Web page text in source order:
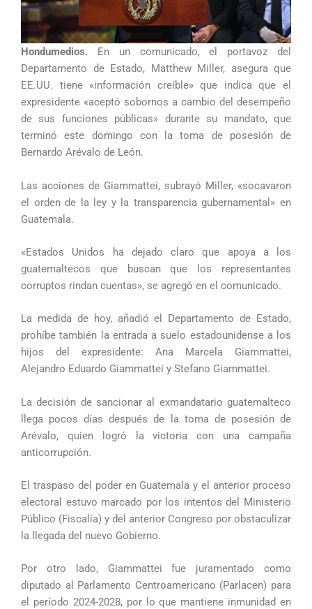
Hondumedios. En un comunicado, el portavoz del
Departamento de Estado, Matthew Miller, asegura que
EE.UU. tiene «información creíble» que indica que el
expresidente «aceptó sobornos a cambio del desempeño
de sus funciones públicas» durante su mandato, que
terminó este domingo con la toma de posesión de
Bernardo Arévalo de León.
Las acciones de Giammattei, subrayó Miller, «socavaron
el orden de la ley y la transparencia gubernamental» en
Guatemala.
«Estados Unidos ha dejado claro que apoya a los
guatemaltecos que buscan que los representantes
corruptos rindan cuentas», se agregó en el comunicado.
La medida de hoy, añadió el Departamento de Estado,
prohíbe también la entrada a suelo estadounidense a los
hijos del expresidente: Ana Marcela Giammattei,
Alejandro Eduardo Giammattei y Stefano Giammattei.
La decisión de sancionar al exmandatario guatemalteco
llega pocos días después de la toma de posesión de
Arévalo, quien logró la victoria con una campaña
anticorrupción.
El traspaso del poder en Guatemala y el anterior proceso
electoral estuvo marcado por los intentos del Ministerio
Público (Fiscalía) y del anterior Congreso por obstaculizar
la llegada del nuevo Gobierno.
Por otro lado, Giammattei fue juramentado como
diputado al Parlamento Centroamericano (Parlacen) para
el período 2024-2028, por lo que mantiene inmunidad en